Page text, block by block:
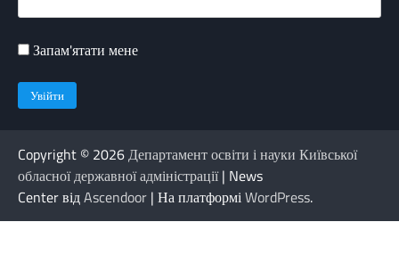
Запам'ятати мене
Copyright © 2026Департамент освіти і науки Київської
обласної державної адміністрації| News
Center відAscendoor | На платформіWordPress.